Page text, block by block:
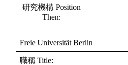
研究機構 Position
Then:
Freie Universität Berlin
職稱 Title: